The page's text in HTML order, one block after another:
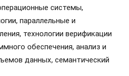
системы,
параллельные и
технологии верификации
обеспечения, анализ и
данных, семантический